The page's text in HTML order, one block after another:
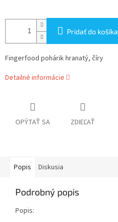
Pridať do košíka
Fingerfood pohárik hranatý, číry
Detailné informácie
OPÝTAŤ SA ZDIEĽAŤ
Popis Diskusia
Podrobný popis
Popis: